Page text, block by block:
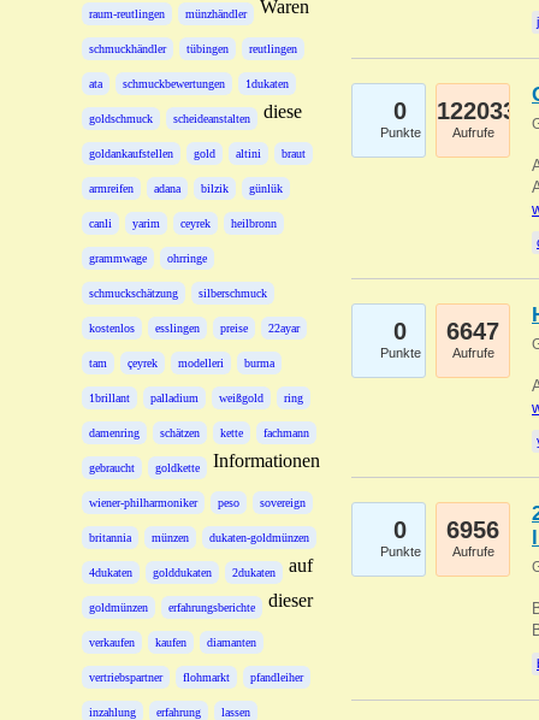
raum-reutlingen münzhändler
schmuckhändler tübingen reutlingen
ata schmuckbewertungen 1dukaten
goldschmuck scheideanstalten
goldankaufstellen gold altini braut
armreifen adana bilzik günlük
canli yarim ceyrek heilbronn
grammwage ohrringe
schmuckschätzung silberschmuck
kostenlos esslingen preise 22ayar
tam çeyrek modelleri burma
1brillant palladium weißgold ring
damenring schätzen kette fachmann
gebraucht goldkette
wiener-philharmoniker peso sovereign
britannia münzen dukaten-goldmünzen
4dukaten golddukaten 2dukaten
goldmünzen erfahrungsberichte
verkaufen kaufen diamanten
vertriebspartner flohmarkt pfandleiher
inzahlung erfahrung lassen
Waren
diese
Informationen
auf
dieser
0
Punkte
122033
Aufrufe
0
Punkte
6647
Aufrufe
0
Punkte
6956
Aufrufe